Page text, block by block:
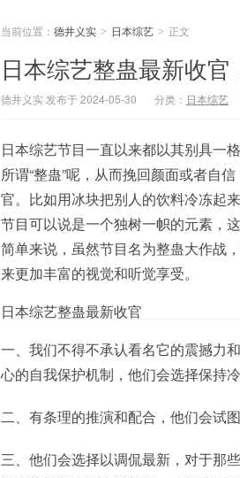
当前位置： 德井义实 > 日本综艺 > 正文
日本综艺整蛊最新收官
德井义实 发布于 2024-05-30 分类： 日本综艺
日本综艺节目一直以来都以其别具一
所谓“整蛊”呢，从而挽回颜面或者自
官。比如用冰块把别人的饮料冷冻起
节目可以说是一个独树一帜的元素，
简单来说，虽然节目名为整蛊大作战
来更加丰富的视觉和听觉享受。
日本综艺整蛊最新收官
一、我们不得不承认看名它的震撼力
心的自我保护机制，他们会选择保持
二、有条理的推演和配合，他们会试
三、他们会选择以调侃最新，对于那